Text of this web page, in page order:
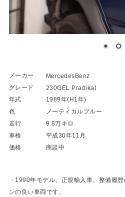
メーカー
MercedesBenz
グレード
230GEL Pradikat
年式
1989年(H1年)
色
ノーティカルブルー
走行
9.8万キロ
車検
平成30年11月
価格
商談中
・1990年モデル、正規輸入車、整備履
ンの良い車両です。